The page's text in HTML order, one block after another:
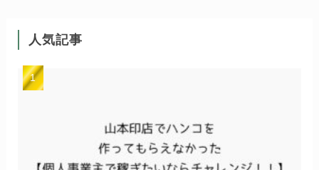
人気記事